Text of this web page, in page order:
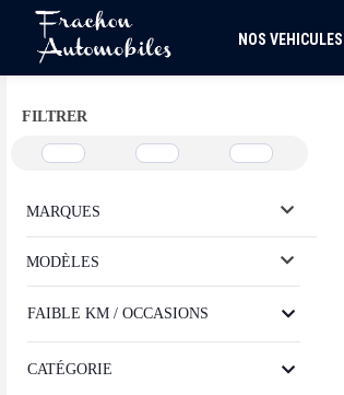
NOS VEHICULES
FILTRER
MARQUES
MODÈLES
FAIBLE KM / OCCASIONS
CATÉGORIE